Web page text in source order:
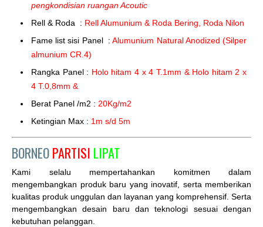
pengkondisian ruangan Acoutic
Rell & Roda : Rell Alumunium & Roda Bering, Roda Nilon
Fame list sisi Panel :Alumunium Natural Anodized (Silper
almunium CR.4)
Rangka Panel : Holo hitam 4 x 4 T.1mm & Holo hitam 2 x
4 T.0,8mm &
Berat Panel /m2 : 20Kg/m2
Ketingian Max : 1m s/d 5m
BORNEOPARTISI LIPAT
Kami selalu mempertahankan komitmen dalam
mengembangkan produk baru yang inovatif, serta memberikan
kualitas produk unggulan dan layanan yang komprehensif. Serta
mengembangkan desain baru dan teknologi sesuai dengan
kebutuhan pelanggan.